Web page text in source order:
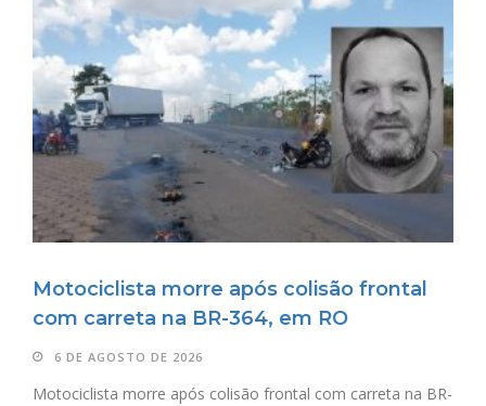
Motociclista morre após colisão frontal
com carreta na BR-364, em RO
6 DE AGOSTO DE 2026
Motociclista morre após colisão frontal com carreta na BR-